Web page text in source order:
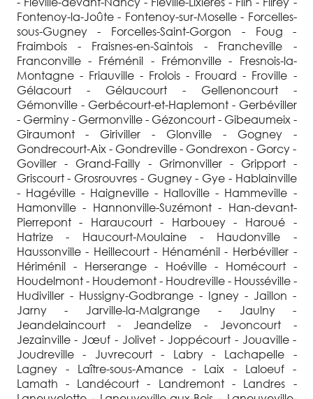
Fontenoy-la-Joûte - Fontenoy-sur-Moselle - Forcelles-
sous-Gugney - Forcelles-Saint-Gorgon - Foug -
Fraimbois - Fraisnes-en-Saintois - Francheville -
Franconville - Fréménil - Frémonville - Fresnois-la-
Montagne - Friauville - Frolois - Frouard - Froville -
Gélacourt - Gélaucourt - Gellenoncourt -
Gémonville - Gerbécourt-et-Haplemont - Gerbéviller
- Germiny - Germonville - Gézoncourt - Gibeaumeix -
Giraumont - Giriviller - Glonville - Gogney -
Gondrecourt-Aix - Gondreville - Gondrexon - Gorcy -
Goviller - Grand-Failly - Grimonviller - Gripport -
Griscourt - Grosrouvres - Gugney - Gye - Hablainville
- Hagéville - Haigneville - Halloville - Hammeville -
Hamonville - Hannonville-Suzémont - Han-devant-
Pierrepont - Haraucourt - Harbouey - Haroué -
Hatrize - Haucourt-Moulaine - Haudonville -
Haussonville - Heillecourt - Hénaménil - Herbéviller -
Hériménil - Herserange - Hoéville - Homécourt -
Houdelmont - Houdemont - Houdreville - Housséville -
Hudiviller - Hussigny-Godbrange - Igney - Jaillon -
Jarny - Jarville-la-Malgrange - Jaulny -
Jeandelaincourt - Jeandelize - Jevoncourt -
Jezainville - Jœuf - Jolivet - Joppécourt - Jouaville -
Joudreville - Juvrecourt - Labry - Lachapelle -
Lagney - Laître-sous-Amance - Laix - Laloeuf -
Lamath - Landécourt - Landremont - Landres -